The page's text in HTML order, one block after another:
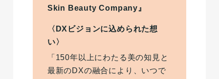
Skin Beauty Company』
〈DXビジョンに込められた想
い〉
「150年以上にわたる美の知見と
最新のDXの融合により、いつで